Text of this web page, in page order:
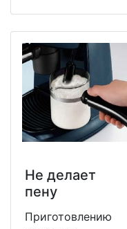
Не делает
пену
Приготовлению